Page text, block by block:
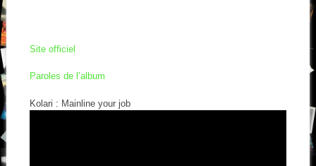
Site officiel
Paroles de l’album
Kolari : Mainline your job